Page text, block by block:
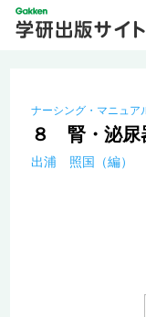
ナーシング・マニュ
８ 腎・泌尿
出浦 照国（編）